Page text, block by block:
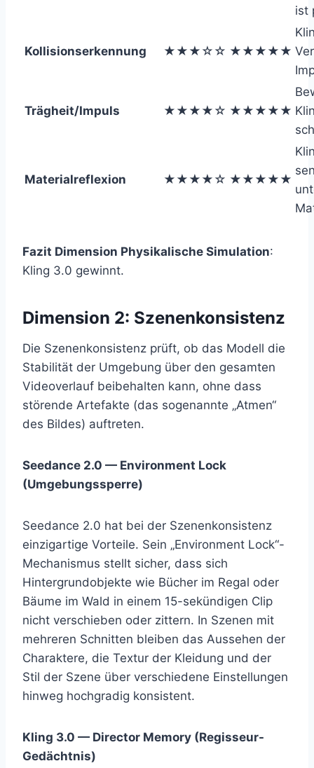
ist
Kollisionserkennung ★★★☆☆ ★★★★★
Trägheit/Impuls ★★★★☆ ★★★★★
Materialreflexion ★★★★☆ ★★★★★
Fazit Dimension Physikalische Simulation:
Kling 3.0 gewinnt.
Dimension 2: Szenenkonsistenz
Die Szenenkonsistenz prüft, ob das Modell die
Stabilität der Umgebung über den gesamten
Videoverlauf beibehalten kann, ohne dass
störende Artefakte (das sogenannte „Atmen“
des Bildes) auftreten.
Seedance 2.0 — Environment Lock
(Umgebungssperre)
Seedance 2.0 hat bei der Szenenkonsistenz
einzigartige Vorteile. Sein „Environment Lock“-
Mechanismus stellt sicher, dass sich
Hintergrundobjekte wie Bücher im Regal oder
Bäume im Wald in einem 15-sekündigen Clip
nicht verschieben oder zittern. In Szenen mit
mehreren Schnitten bleiben das Aussehen der
Charaktere, die Textur der Kleidung und der
Stil der Szene über verschiedene Einstellungen
hinweg hochgradig konsistent.
Kling 3.0 — Director Memory (Regisseur-
Gedächtnis)